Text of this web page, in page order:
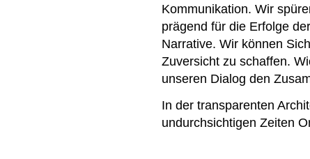
Kommunikation. Wir
prägend für die Erfolge
Narrative. Wir können
Zuversicht zu schaffen.
unseren Dialog den
In der transparenten
undurchsichtigen Zeiten